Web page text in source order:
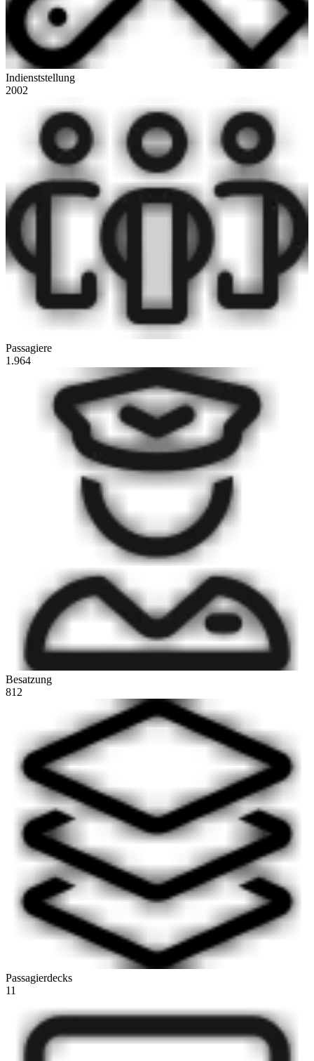
Indienststellung
2002
Passagiere
1.964
Besatzung
812
Passagierdecks
11